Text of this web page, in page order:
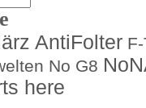
AntiFolter
No G8
here